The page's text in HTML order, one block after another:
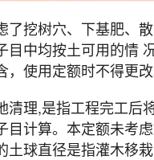
了挖树穴、下基肥、
目中均按土可用的情
使用定额时不得更改
清理,是指工程完工
目计算。本定额未考
土球直径是指灌木移